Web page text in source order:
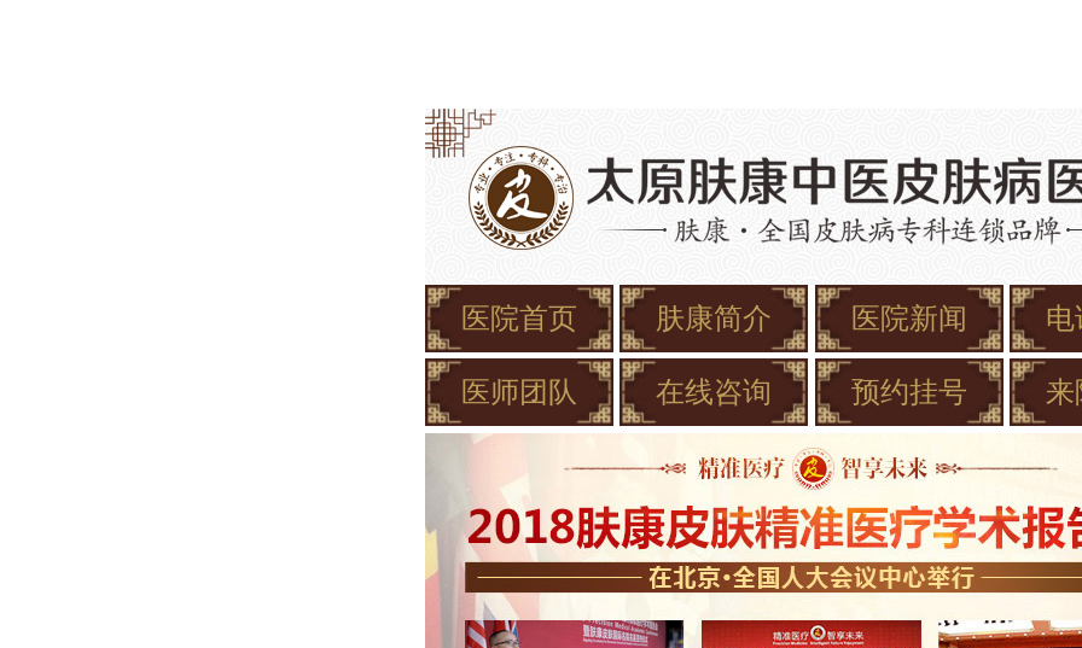
医院首页 肤康简介 医院新闻 电
医师团队 在线咨询 预约挂号 来